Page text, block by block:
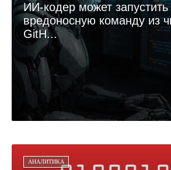
ИИ-кодер может запустить
вредоносную команду из
GitH...
АНАЛИТИКА